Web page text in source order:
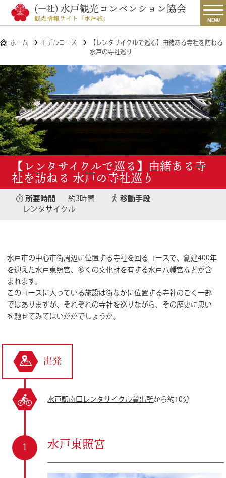
MENU
ホーム モデルコース
【レンタサイクルで巡る】由緒ある寺社を訪ねる
水戸の寺社巡り
【レンタサイクルで巡る】由緒ある寺
社を訪ねる 水戸の寺社巡り
所要時間 約3時間
移動手段
レンタサイクル
水戸市の中心市街周辺に位置する寺社を回るコースで、創建400年
を迎えた水戸東照宮、多くの文化財を有する水戸八幡宮などが含
まれます。
このコースに入っている施設は街なかに位置する寺社のごく一部
ではありますが、それぞれの寺社を巡りながら、その歴史に思い
を馳せてみてはいががでしょうか。
出発
水戸駅南口レンタサイクル貸出所から約10分
水戸東照宮